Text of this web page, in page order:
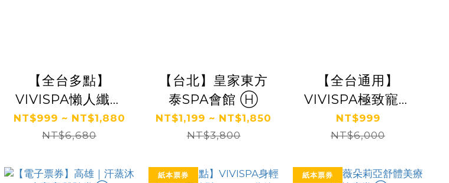
【全台多點】
VIVISPA懶人纖體
美妍/浪漫舒壓小顏
150分(2擇1) 體驗券
NT$999 ~ NT$1,880
NT$6,680
【台北】皇家東方
泰SPA會館 Ⓗ
NT$1,199 ~ NT$1,850
NT$3,800
【全台通用】
VIVISPA極致寵愛
客製SPA六選三(3堂
約150分鐘) Ⓗ
NT$999
NT$6,000
紙本票券 紙本票券